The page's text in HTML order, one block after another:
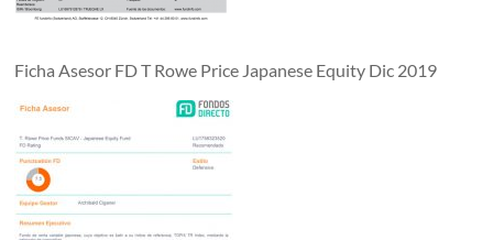
Ficha Asesor FD T Rowe Price Japanese Equity Dic 2019